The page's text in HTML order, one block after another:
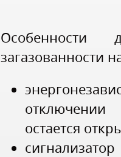
Особенности
загазованности
отключении
остается